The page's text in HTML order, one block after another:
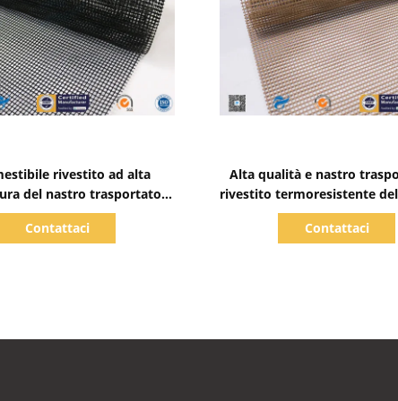
rivestito ad alta
del nastro trasportatore
della vetroresina di
resistenza PTFE
Contattaci
Alta qualità e nastro
rivestito termoresistente
della vetroresina di
Contattaci